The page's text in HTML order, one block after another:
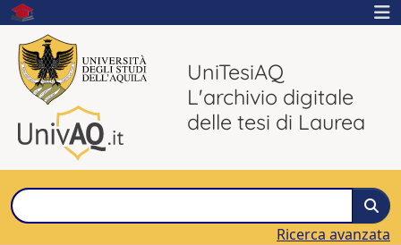
UniTesiAQ
L'archivio digitale
delle tesi di Laurea
Ricerca avanzata